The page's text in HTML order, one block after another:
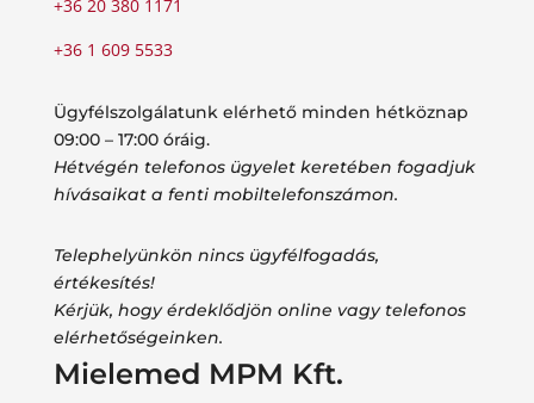
+36 20 380 1171
+36 1 609 5533
Ügyfélszolgálatunk elérhető minden hétköznap
09:00 – 17:00 óráig.
Hétvégén telefonos ügyelet keretében fogadjuk
hívásaikat a fenti mobiltelefonszámon.
Telephelyünkön nincs ügyfélfogadás,
értékesítés!
Kérjük, hogy érdeklődjön online vagy telefonos
elérhetőségeinken.
Mielemed MPM Kft.